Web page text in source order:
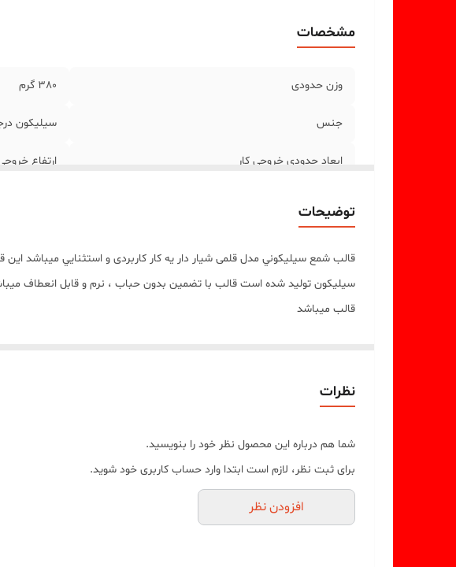
مشخصات
وزن حدودی 380 گرم
جنس سیلیکون
ابعاد حدودی خروجی کار ارتفاع خروجي کار
توضیحات
قالب شمع سيليکوني مدل قلمی شیار دار يه کار کاربردی و استثنايي ميباشد
قالب ميباشد
نظرات
شما هم درباره این محصول نظر خود را بنویسید.
برای ثبت نظر، لازم است ابتدا وارد حساب کاربری خود شوید.
افزودن نظر